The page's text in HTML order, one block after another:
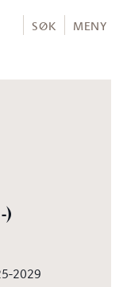
SØK MENY
)
2029